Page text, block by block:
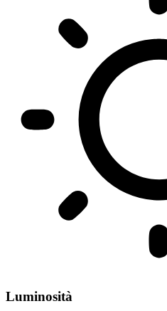
Luminosità